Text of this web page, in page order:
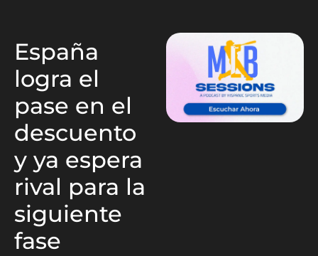
España
logra el
pase en el
descuento
y ya espera
rival para la
siguiente
fase